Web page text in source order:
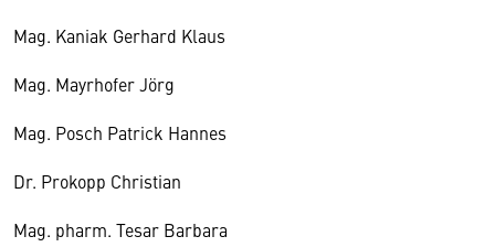
Mag. Kaniak Gerhard Klaus
Mag. Mayrhofer Jörg
Mag. Posch Patrick Hannes
Dr. Prokopp Christian
Mag. pharm. Tesar Barbara